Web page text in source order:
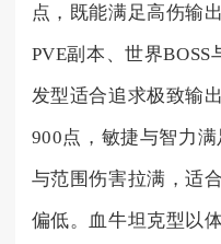
点，既能满足高伤输
PVE副本、世界
发型适合追求极致输
900点，敏捷与智力
与范围伤害拉满，适
偏低。血牛坦克型以